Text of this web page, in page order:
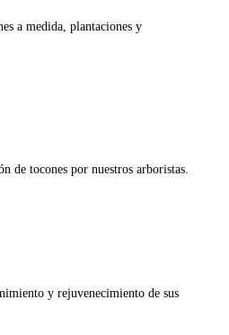
a medida, plantaciones y
de tocones por nuestros arboristas.
y rejuvenecimiento de sus